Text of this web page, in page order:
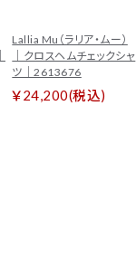
Lallia Mu（ラリア・ムー）
｜クロスヘムチェックシャ
ツ｜2613676
￥24,200(税込)